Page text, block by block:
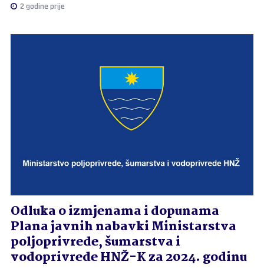
2 godine prije
Odluka o izmjenama i dopunama
Plana javnih nabavki Ministarstva
poljoprivrede, šumarstva i
vodoprivrede HNŽ-K za 2024. godinu